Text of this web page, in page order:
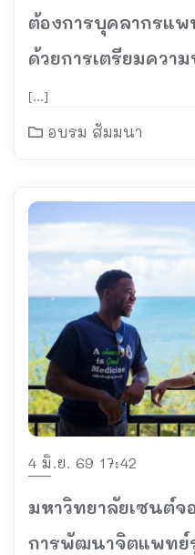
ต้องการบุคลากรแ
ด้วยการเตรียมควา
ฉุกเฉินรุ่นใหม่
[…]
อบรม สัมมนา
4 มิ.ย. 69 17:42
มหาวิทยาลัยเซนต์
การพัฒนาจิตแพทย์